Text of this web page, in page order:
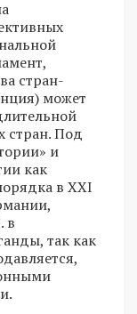
стран-
может
стран. Под
и
как
в XXI
в
так как